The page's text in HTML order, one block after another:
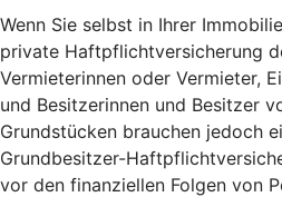
Wenn Sie selbst in Ihrer
private Haftpflichtversicherung
Vermieterinnen oder Vermieter,
und Besitzerinnen und Besitzer
Grundstücken brauchen jedoch
Grundbesitzer-
vor den finanziellen Folgen von